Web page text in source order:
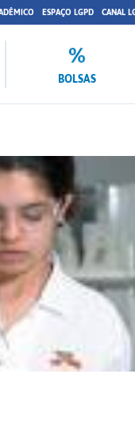
ESPAÇO LGPD CANAL
BOLSAS